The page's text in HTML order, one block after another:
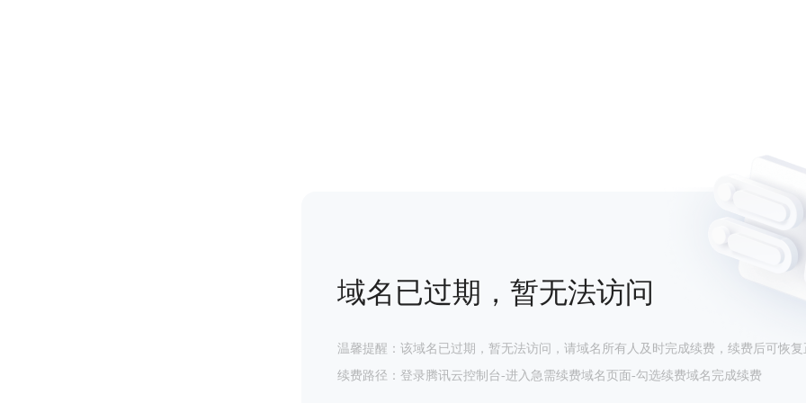
域名已过期，暂无法访问
温馨提醒：该域名已过期，暂无法访问，请域名所有人及时完成续费，续费后可恢复
续费路径：登录腾讯云控制台-进入急需续费域名页面-勾选续费域名完成续费